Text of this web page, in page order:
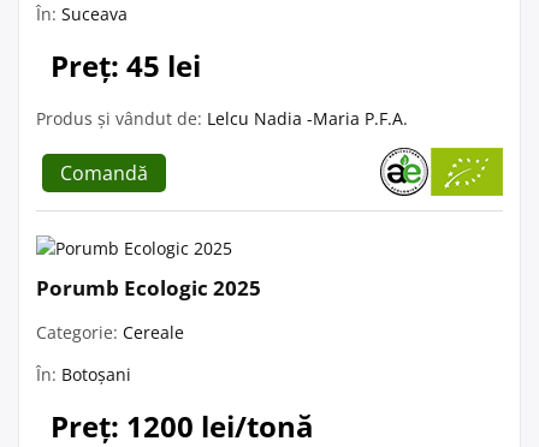
În: Suceava
Preț: 45 lei
Produs și vândut de: Lelcu Nadia -Maria P.F.A.
Comandă
Porumb Ecologic 2025
Categorie: Cereale
În: Botoșani
Preț: 1200 lei/tonă